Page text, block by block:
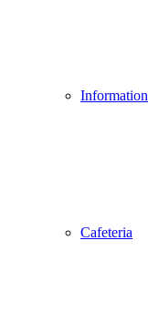
Cafeteria